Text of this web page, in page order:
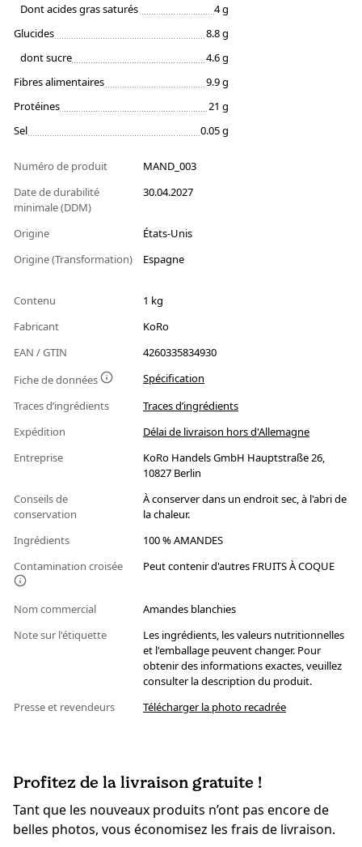
Dont acides gras saturés
4 g
Glucides
8.8 g
dont sucre
4.6 g
Fibres alimentaires
9.9 g
Protéines
21 g
Sel
0.05 g
Numéro de produit
MAND_003
Date de durabilité
minimale (DDM)
30.04.2027
Origine
États-Unis
Origine (Transformation)
Espagne
Contenu
1 kg
Fabricant
KoRo
EAN / GTIN
4260335834930
Fiche de données
Spécification
Traces d’ingrédients
Traces d’ingrédients
Expédition
Délai de livraison hors d'Allemagne
Entreprise
KoRo Handels GmbH Hauptstraße 26,
10827 Berlin
Conseils de
conservation
À conserver dans un endroit sec, à l'abri de
la chaleur.
Ingrédients
100 % AMANDES
Contamination croisée
Peut contenir d'autres FRUITS À COQUE
Nom commercial
Amandes blanchies
Note sur l'étiquette
Les ingrédients, les valeurs nutritionnelles
et l'emballage peuvent changer. Pour
obtenir des informations exactes, veuillez
consulter la description du produit.
Presse et revendeurs
Télécharger la photo recadrée
Profitez de la livraison gratuite !
Tant que les nouveaux produits n’ont pas encore de
belles photos, vous économisez les frais de livraison.